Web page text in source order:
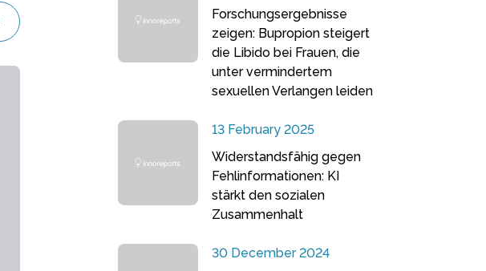
Forschungsergebnisse
zeigen: Bupropion steigert
die Libido bei Frauen, die
unter vermindertem
sexuellen Verlangen leiden
13 February 2025
Widerstandsfähig gegen
Fehlinformationen: KI
stärkt den sozialen
Zusammenhalt
30 December 2024